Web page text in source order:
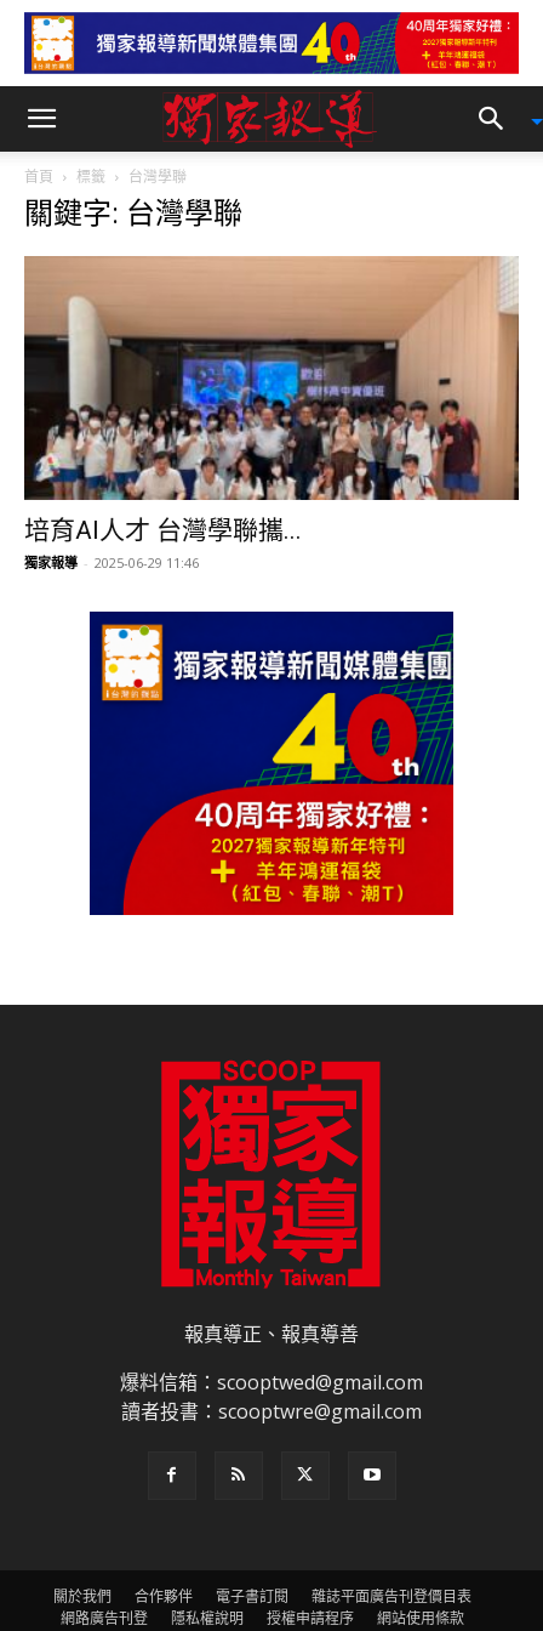
首頁 標籤 台灣學聯
關鍵字: 台灣學聯
培育Al人才 台灣學聯攜...
獨家報導 - 2025-06-29 11:46
報真導正、報真導善
爆料信箱：scooptwed@gmail.com
讀者投書：scooptwre@gmail.com
關於我們 合作夥伴 電子書訂閱
雜誌平面廣告刊登價目表
網路廣告刊登
隱私權說明 授權申請程序
網站使用條款